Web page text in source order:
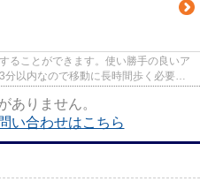
ることができます。使い勝手の良いア
以内なので移動に長時間歩く必要が
ありません。
い合わせはこちら